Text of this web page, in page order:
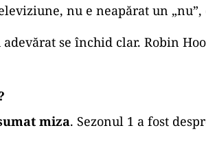
nu e neapărat un „nu”,
se închid clar. Robin
miza. Sezonul 1 a fost